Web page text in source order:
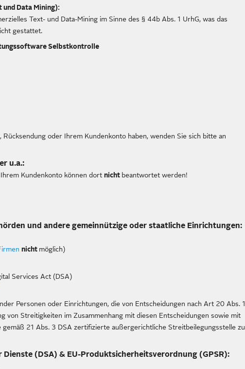
und Data Mining):
Text- und Data-Mining im Sinne des § 44b Abs. 1 UrhG, was das
gestattet.
Selbstkontrolle
oder Ihrem Kundenkonto haben, wenden Sie sich bitte an
u.a.:
Kundenkonto können dortnicht beantwortet werden!
und andere gemeinnützige oder staatliche Einrichtungen:
nicht möglich)
Services Act (DSA)
Personen oder Einrichtungen, die von Entscheidungen nach Art 20 Abs. 1
von Streitigkeiten im Zusammenhang mit diesen Entscheidungen sowie mit
21 Abs. 3 DSA zertifizierte außergerichtliche Streitbeilegungsstelle zu
(DSA) & EU-Produktsicherheitsverordnung (GPSR):